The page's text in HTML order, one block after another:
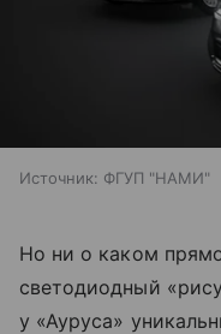
Источник: ФГУП "НАМИ"
Но ни о каком
светодиодный
у «Ауруса»